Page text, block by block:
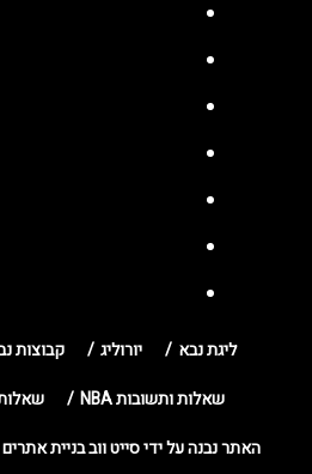
ליגת נבא יורוליג קבוצות
שאלות ותשובות NBA
האתר נבנה על ידי סייט ווב בניית אתרים